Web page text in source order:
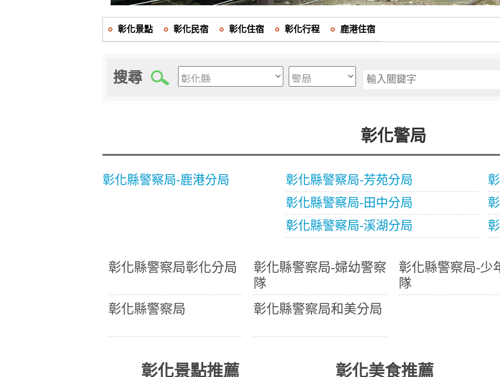
彰化景點 彰化民宿 彰化住宿 彰化行程 鹿港住宿
搜尋
彰化警局
彰化縣警察局-鹿港分局 彰化縣警察局-芳苑分局
彰化縣警察局-田中分局
彰化縣警察局-溪湖分局
彰化縣警察局彰化分局
彰化縣警察局-婦幼警察
隊
彰化縣警察局-少
隊
彰化縣警察局 彰化縣警察局和美分局
彰化景點推薦 彰化美食推薦